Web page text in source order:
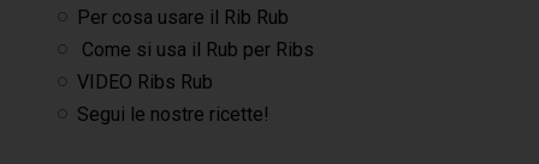
Per cosa usare il Rib Rub
Come si usa il Rub per Ribs
VIDEO Ribs Rub
Segui le nostre ricette!